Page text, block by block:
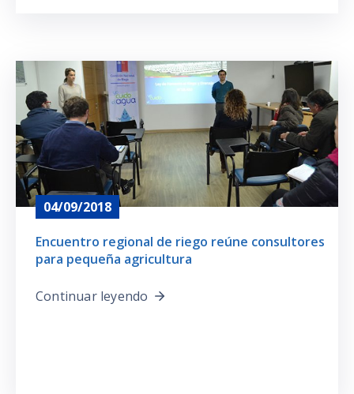
04/09/2018
Encuentro regional de riego reúne consultores
para pequeña agricultura
Continuar leyendo